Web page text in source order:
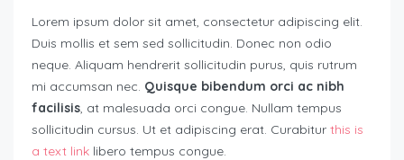
Lorem ipsum dolor sit amet, consectetur adipiscing elit.
Duis mollis et sem sed sollicitudin. Donec non odio
neque. Aliquam hendrerit sollicitudin purus, quis rutrum
mi accumsan nec. Quisque bibendum orci ac nibh
facilisis, at malesuada orci congue. Nullam tempus
sollicitudin cursus. Ut et adipiscing erat. Curabitur this is
a text link libero tempus congue.